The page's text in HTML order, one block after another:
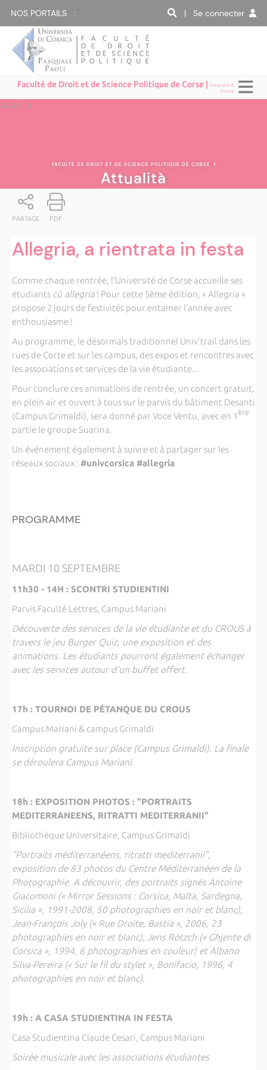
NOS PORTAILS : | Se connecter
Faculté de Droit et de Science Politique de Corse |Università di
Corsica
Attualità
FACULTÉ DE DROIT ET DE SCIENCE POLITIQUE DE CORSE |
Attualità
PARTAGE PDF
Allegria, a rientrata in festa
Comme chaque rentrée, l’Université de Corse accueille ses
étudiants cù allegria! Pour cette 5ème édition, « Allegria »
propose 2 jours de festivités pour entamer l’année avec
enthousiasme !
Au programme, le désormais traditionnel Univ'trail dans les
rues de Corte et sur les campus, des expos et rencontres avec
les associations et services de la vie étudiante...
Pour conclure ces animations de rentrée, un concert gratuit,
en plein air et ouvert à tous sur le parvis du bâtiment Desanti
(Campus Grimaldi), sera donné par Voce Ventu, avec en 1 ère
partie le groupe Suarina.
Un événement également à suivre et à partager sur les
réseaux sociaux : #univcorsica #allegria
PROGRAMME
MARDI 10 SEPTEMBRE
11h30 - 14H : SCONTRI STUDIENTINI
Parvis Faculté Lettres, Campus Mariani
Découverte des services de la vie étudiante et du CROUS à
travers le jeu Burger Quiz, une exposition et des
animations. Les étudiants pourront également échanger
avec les services autour d'un buffet offert.
17h : TOURNOI DE PÉTANQUE DU CROUS
Campus Mariani & campus Grimaldi
Inscription gratuite sur place (Campus Grimaldi). La finale
se déroulera Campus Mariani.
18h : EXPOSITION PHOTOS : "PORTRAITS
MEDITERRANEENS, RITRATTI MEDITERRANII"
Bibliothèque Universitaire, Campus Grimaldi
"Portraits méditerranéens, ritratti mediterranii",
exposition de 83 photos du Centre Méditerranéen de la
Photographie. A découvrir, des portraits signés Antoine
Giacomoni (« Mirror Sessions : Corsica, Malta, Sardegna,
Sicilia », 1991-2008, 50 photographies en noir et blanc),
Jean-François Joly (« Rue Droite, Bastia », 2006, 23
photographies en noir et blanc), Jens Rötzch (« Ghjente di
Corsica », 1994, 6 photographies en couleur) et Albano
Silva-Pereira (« Sur le fil du stylet », Bonifacio, 1996, 4
photographies en noir et blanc).
19h : A CASA STUDIENTINA IN FESTA
Casa Studientina Claude Cesari, Campus Mariani
Soirée musicale avec les associations étudiantes